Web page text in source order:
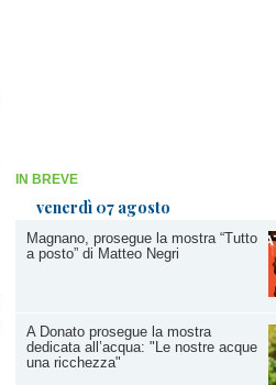
IN BREVE
venerdì 07 agosto
Magnano, prosegue la mostra “Tutto
a posto” di Matteo Negri
A Donato prosegue la mostra
dedicata all’acqua: "Le nostre acque
una ricchezza"